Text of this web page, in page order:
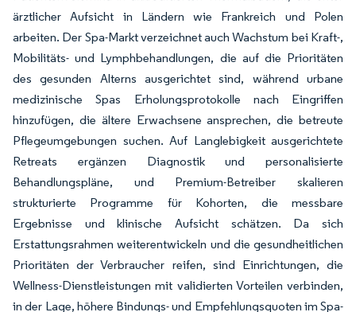
ärztlicher Aufsicht in Ländern wie Frankreich und Polen
arbeiten. Der Spa-Markt verzeichnet auch Wachstum bei Kraft-,
Mobilitäts- und Lymphbehandlungen, die auf die Prioritäten
des gesunden Alterns ausgerichtet sind, während urbane
medizinische Spas Erholungsprotokolle nach Eingriffen
hinzufügen, die ältere Erwachsene ansprechen, die betreute
Pflegeumgebungen suchen. Auf Langlebigkeit ausgerichtete
Retreats ergänzen Diagnostik und personalisierte
Behandlungspläne, und Premium-Betreiber skalieren
strukturierte Programme für Kohorten, die messbare
Ergebnisse und klinische Aufsicht schätzen. Da sich
Erstattungsrahmen weiterentwickeln und die gesundheitlichen
Prioritäten der Verbraucher reifen, sind Einrichtungen, die
Wellness-Dienstleistungen mit validierten Vorteilen verbinden,
in der Lage, höhere Bindungs- und Empfehlungsquoten im Spa-